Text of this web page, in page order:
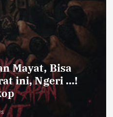
Pangan
Meski Harga